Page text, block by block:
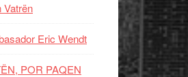
Vatrën
Eric Wendt
POR PAQEN